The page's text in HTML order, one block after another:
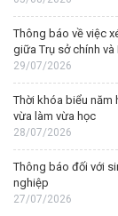
Thông báo về việc
giữa Trụ sở chính và
29/07/2026
Thời khóa biểu năm
vừa làm vừa học
28/07/2026
Thông báo đối với
nghiệp
27/07/2026